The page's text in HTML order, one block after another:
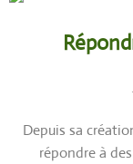
Depuis sa
répondre à